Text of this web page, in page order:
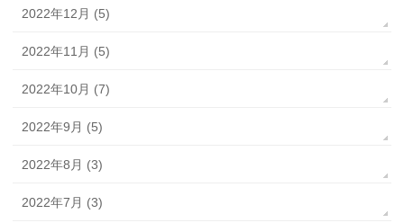
2022年12月 (5)
2022年11月 (5)
2022年10月 (7)
2022年9月 (5)
2022年8月 (3)
2022年7月 (3)